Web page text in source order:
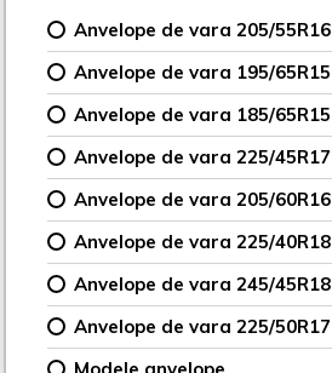
Anvelope de vara 205/55R16
Anvelope de vara 195/65R15
Anvelope de vara 185/65R15
Anvelope de vara 225/45R17
Anvelope de vara 205/60R16
Anvelope de vara 225/40R18
Anvelope de vara 245/45R18
Anvelope de vara 225/50R17